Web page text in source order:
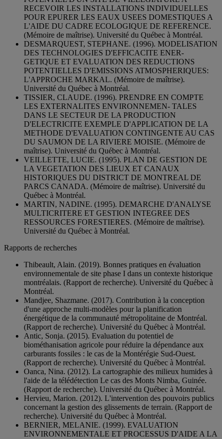
RECEVOIR LES INSTALLATIONS INDIVIDUELLES
POUR EPURER LES EAUX USEES DOMESTIQUES A
L'AIDE DU CADRE ECOLOGIQUE DE REFERENCE.
(Mémoire de maîtrise). Université du Québec à Montréal.
DESMARQUEST, STEPHANE. (1996). MODELISATION
DES TECHNOLOGIES D'EFFICACITE ENER-
GETIQUE ET EVALUATION DES REDUCTIONS
POTENTIELLES D'EMISSIONS ATMOSPHERIQUES:
L'APPROCHE MARKAL. (Mémoire de maîtrise).
Université du Québec à Montréal.
TISSIER, CLAUDE. (1996). PRENDRE EN COMPTE
LES EXTERNALITES ENVIRONNEMEN- TALES
DANS LE SECTEUR DE LA PRODUCTION
D'ELECTRICITE EXEMPLE D'APPLICATION DE LA
METHODE D'EVALUATION CONTINGENTE AU CAS
DU SAUMON DE LA RIVIERE MOISIE. (Mémoire de
maîtrise). Université du Québec à Montréal.
VEILLETTE, LUCIE. (1995). PLAN DE GESTION DE
LA VEGETATION DES LIEUX ET CANAUX
HISTORIQUES DU DISTRICT DE MONTREAL DE
PARCS CANADA. (Mémoire de maîtrise). Université du
Québec à Montréal.
MARTIN, NADINE. (1995). DEMARCHE D'ANALYSE
MULTICRITERE ET GESTION INTEGREE DES
RESSOURCES FORESTIERES. (Mémoire de maîtrise).
Université du Québec à Montréal.
Rapports de recherches
Thibeault, Alain. (2019). Bonnes pratiques en évaluation
environnementale de site phase I dans un contexte historique
montréalais. (Rapport de recherche). Université du Québec à
Montréal.
Mandjee, Shazmane. (2017). Contribution à la conception
d'une approche multi-modèles pour la planification
énergétique de la communauté métropolitaine de Montréal.
(Rapport de recherche). Université du Québec à Montréal.
Antic, Sonja. (2015). Evaluation du potentiel de
biométhanisation agricole pour réduire la dépendance aux
carburants fossiles : le cas de la Montérégie Sud-Ouest.
(Rapport de recherche). Université du Québec à Montréal.
Oanca, Nina. (2012). La cartographie des milieux humides à
l'aide de la télédétection Le cas des Monts Nimba, Guinée.
(Rapport de recherche). Université du Québec à Montréal.
Hervieu, Marion. (2012). L'intervention des pouvoirs publics
concernant la gestion des glissements de terrain. (Rapport de
recherche). Université du Québec à Montréal.
BERNIER, MELANIE. (1999). EVALUATION
ENVIRONNEMENTALE ET PROCESSUS D'AIDE A LA